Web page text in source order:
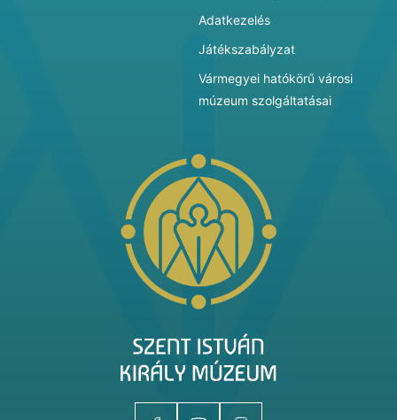
Adatkezelés
Játékszabályzat
Vármegyei hatókörű városi
múzeum szolgáltatásai